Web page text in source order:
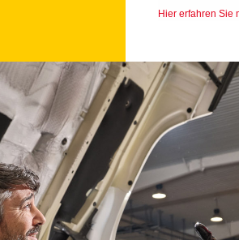
Hier erfahren Sie